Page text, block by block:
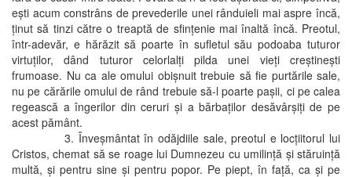
eşti acum constrâns de prevederile unei rânduieli mai aspre încă,
ţinut să tinzi către o treaptă de sfinţenie mai înaltă încă. Preotul,
într-adevăr, e hărăzit să poarte în sufletul său podoaba tuturor
virtuţilor, dând tuturor celorlalţi pilda unei vieţi creştineşti
frumoase. Nu ca ale omului obişnuit trebuie să fie purtările sale,
nu pe cărările omului de rând trebuie să-l poarte paşii, ci pe calea
regească a îngerilor din ceruri şi a bărbaţilor desăvârşiţi de pe
acest pământ.
3. Înveşmântat în odăjdiile sale, preotul e locţiitorul lui
Cristos, chemat să se roage lui Dumnezeu cu umilinţă şi stăruinţă
multă, şi pentru sine şi pentru popor. Pe piept, în faţă, ca şi pe